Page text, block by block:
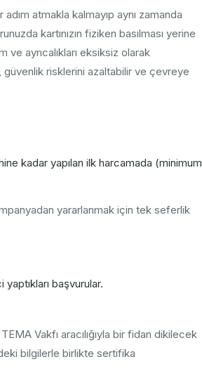
atmakla kalmayıp aynı zamanda
kartınızın fiziken basılması yerine
ve ayrıcalıkları eksiksiz olarak
güvenlik risklerini azaltabilir ve çevreye
kadar yapılan ilk harcamada (minimum
yararlanmak için tek seferlik
başvurular.
Vakfı aracılığıyla bir fidan dikilecek
bilgilerle birlikte sertifika